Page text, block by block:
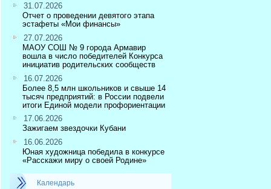
31.07.2026
Отчет о проведении девятого этапа
эстафеты «Мои финансы»
27.07.2026
МАОУ СОШ № 9 города Армавир
вошла в число победителей Конкурса
инициатив родительских сообществ
16.07.2026
Более 8,5 млн школьников и свыше 14
тысяч предприятий: в России подвели
итоги Единой модели профориентации
17.06.2026
Зажигаем звездочки Кубани
16.06.2026
Юная художница победила в конкурсе
«Расскажи миру о своей Родине»
Календарь